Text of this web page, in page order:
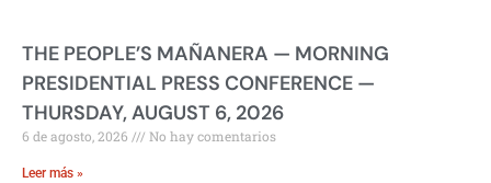
THE PEOPLE’S MAÑANERA — MORNING
PRESIDENTIAL PRESS CONFERENCE —
THURSDAY, AUGUST 6, 2026
6 de agosto, 2026 No hay comentarios
Leer más »